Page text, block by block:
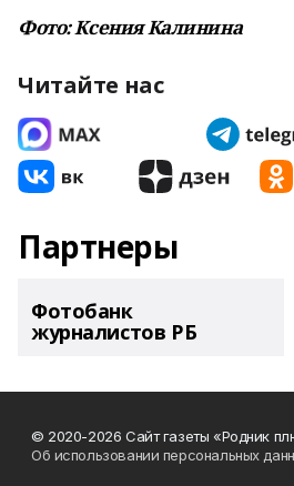
Фото: Ксения Калинина
Читайте нас
Партнеры
Фотобанк
журналистов РБ
© 2020-2026 Сайт газеты «Родник
Об использовании персональных